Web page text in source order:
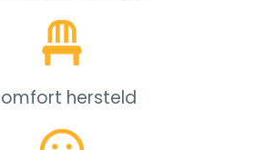
hersteld